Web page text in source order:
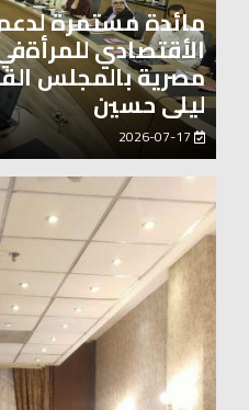
مائدة مستمرة
الأقتصادي
مصرية بالمجلس
ليلى حسين
2026-07-17